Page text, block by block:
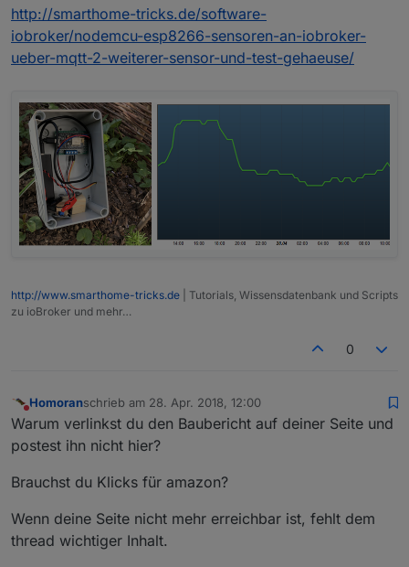
http://smarthome-tricks.de/software-
iobroker/nodemcu-esp8266-sensoren-an-iobroker-
ueber-mqtt-2-weiterer-sensor-und-test-gehaeuse/
http://www.smarthome-tricks.de | Tutorials, Wissensdatenbank und Scripts
zu ioBroker und mehr…
0
Nicht stören
Homoranschrieb am 28. Apr. 2018, 12:00
zuletzt editiert von
Warum verlinkst du den Baubericht auf deiner Seite und
postest ihn nicht hier?
Brauchst du Klicks für amazon?
Wenn deine Seite nicht mehr erreichbar ist, fehlt dem
thread wichtiger Inhalt.